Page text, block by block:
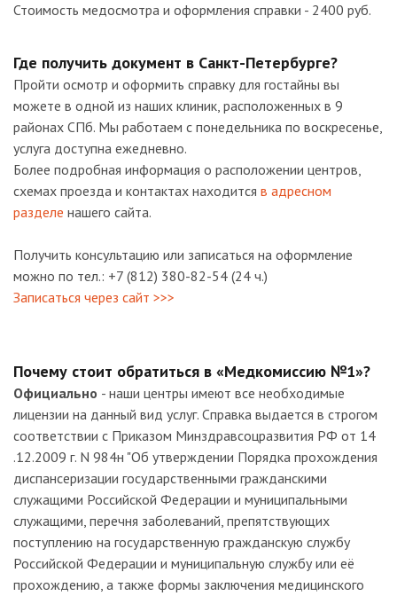
Стоимость медосмотра и оформления справки - 2400 руб.
Где получить документ в Санкт-Петербурге?
Пройти осмотр и оформить справку для гостайны вы
можете в одной из наших клиник, расположенных в 9
районах СПб. Мы работаем с понедельника по воскресенье,
услуга доступна ежедневно.
Более подробная информация о расположении центров,
схемах проезда и контактах находится в адресном
разделе нашего сайта.
Получить консультацию или записаться на оформление
можно по тел.: +7 (812) 380-82-54 (24 ч.)
Записаться через сайт >>>
Почему стоит обратиться в «Медкомиссию №1»?
Официально - наши центры имеют все необходимые
лицензии на данный вид услуг. Справка выдается в строгом
соответствии с Приказом Минздравсоцразвития РФ от 14
.12.2009 г. N 984н "Об утверждении Порядка прохождения
диспансеризации государственными гражданскими
служащими Российской Федерации и муниципальными
служащими, перечня заболеваний, препятствующих
поступлению на государственную гражданскую службу
Российской Федерации и муниципальную службу или её
прохождению, а также формы заключения медицинского